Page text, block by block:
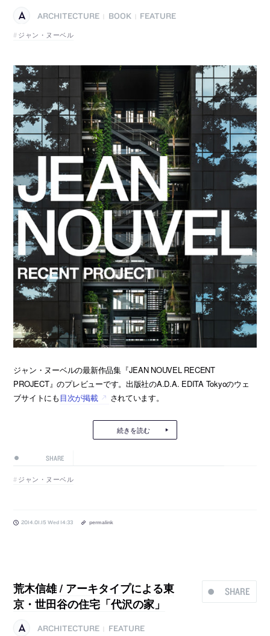
ARCHITECTURE BOOK
FEATURE
ジャン・ヌーベル
ジャン・ヌーベルの最新作品集『JEAN NOUVEL RECENT
PROJECT』のプレビューです。出版社のA.D.A. EDITA Tokyoのウェ
ブサイトにも目次が掲載 されています。
続きを読む
SHARE
ジャン・ヌーベル
2014.01.15 Wed 14:33 permalink
SHARE
荒木信雄 / アーキタイプによる東
京・世田谷の住宅「代沢の家」
ARCHITECTURE FEATURE